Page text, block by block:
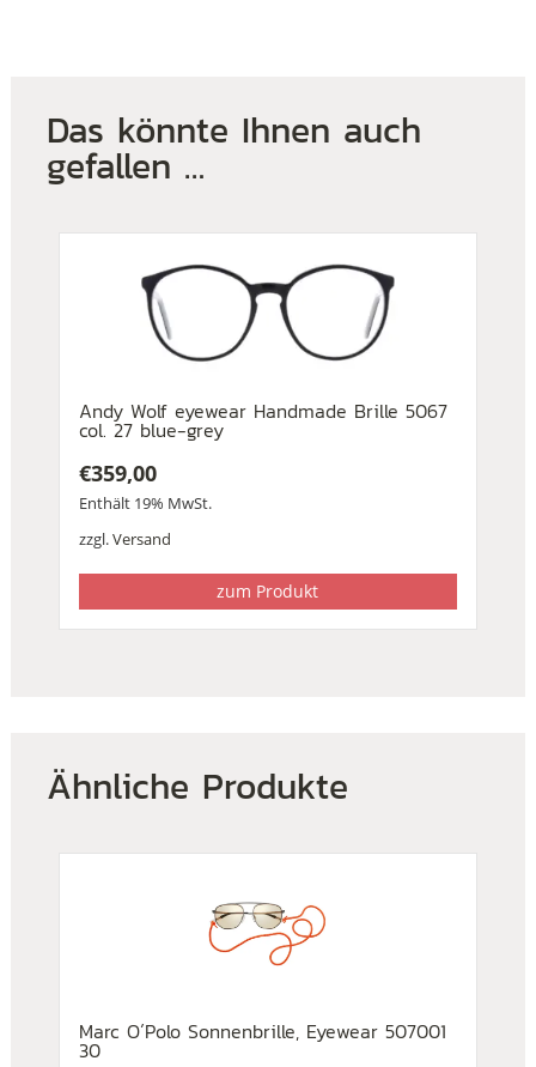
Das könnte Ihnen auch
gefallen …
Andy Wolf eyewear Handmade Brille 5067
col. 27 blue-grey
€359,00
Enthält 19% MwSt.
zzgl.Versand
zum Produkt
Ähnliche Produkte
Marc O´Polo Sonnenbrille, Eyewear 507001
30